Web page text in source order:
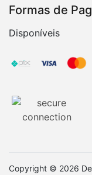
Formas de
Disponíveis
Copyright © 2026